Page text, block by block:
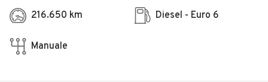
216.650 km Diesel - Euro 6
Manuale